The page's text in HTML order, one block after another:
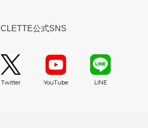
CLETTE公式SNS
Twitter YouTube LINE